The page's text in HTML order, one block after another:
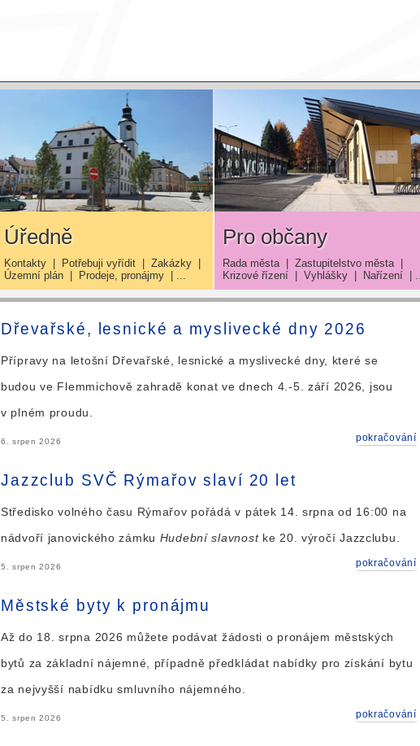
Úředně
Kontakty| Potřebuji vyřídit| Zakázky|
Územní plán| Prodeje, pronájmy| ...
Pro občany
Rada města | Zastupitelstvo města |
Krizové řízení | Vyhlášky | Nařízení | ...
Dřevařské, lesnické a myslivecké dny 2026
Přípravy na letošní Dřevařské, lesnické a myslivecké dny, které se
budou ve Flemmichově zahradě konat ve dnech 4.-5. září 2026, jsou
v plném proudu.
6. srpen 2026 pokračování
Jazzclub SVČ Rýmařov slaví 20 let
Středisko volného času Rýmařov pořádá v pátek 14. srpna od 16:00 na
nádvoří janovického zámku Hudební slavnostke 20. výročí Jazzclubu.
5. srpen 2026 pokračování
Městské byty k pronájmu
Až do 18. srpna 2026 můžete podávat žádosti o pronájem městských
bytů za základní nájemné, případně předkládat nabídky pro získání bytu
za nejvyšší nabídku smluvního nájemného.
5. srpen 2026 pokračování